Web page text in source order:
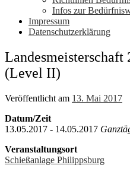
Infos zur
Impressum
Datenschutzerklärung
Landesmeisterschaft
(Level II)
Veröffentlicht am 13. Mai 2017
Datum/Zeit
13.05.2017 - 14.05.2017
Veranstaltungsort
Schießanlage Philippsburg